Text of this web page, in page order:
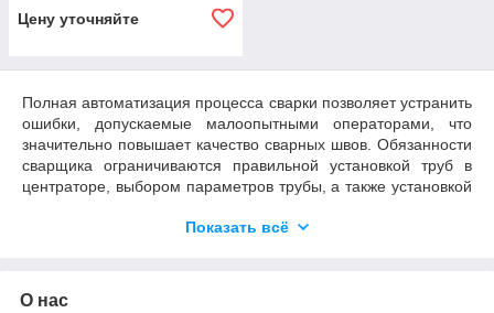
Цену уточняйте
Полная автоматизация процесса сварки позволяет устранить
ошибки, допускаемые малоопытными операторами, что
значительно повышает качество сварных швов. Обязанности
сварщика ограничиваются правильной установкой труб в
центраторе, выбором параметров трубы, а также установкой
соответствующему сигналу с блока управления.
технологическим требованиям, отслеживая все параметры в
Показать всё
О нас